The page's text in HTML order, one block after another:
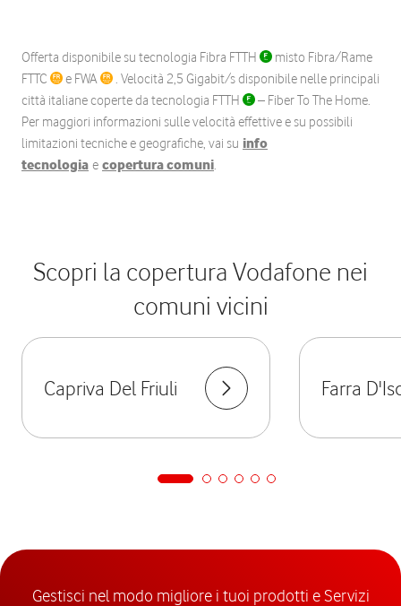
Offerta disponibile su tecnologia Fibra FTTH
misto Fibra/Rame
FTTC
e FWA
. Velocità 2,5 Gigabit/s disponibile nelle principali
città italiane coperte da tecnologia FTTH
– Fiber To The Home.
Per maggiori informazioni sulle velocità effettive e su possibili
limitazioni tecniche e geografiche, vai su info
tecnologia e copertura comuni.
Scopri la copertura Vodafone nei
comuni vicini
Capriva Del Friuli Farra
Gestisci nel modo migliore i tuoi prodotti e Servizi